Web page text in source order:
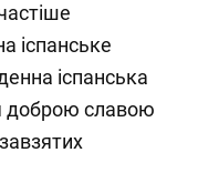
іспанське
іспанська
доброю славою